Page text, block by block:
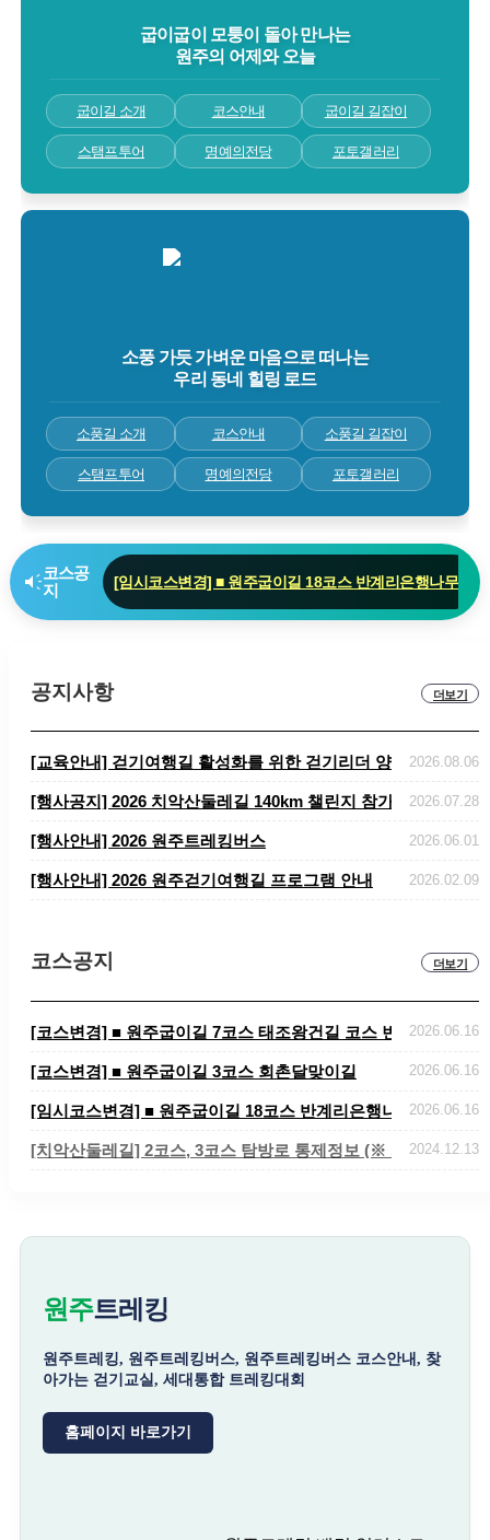
굽이굽이 모퉁이 돌아 만나는
원주의 어제와 오늘
굽이길 소개 코스안내 굽이길 길잡이
스탬프투어 명예의전당 포토갤러리
소풍 가듯 가벼운 마음으로 떠나는
우리 동네 힐링 로드
소풍길 소개 코스안내 소풍길 길잡이
스탬프투어 명예의전당 포토갤러리
brand_awareness코스공
지
[임시코스변경] ■ 원주굽이길 18코스 반계리은행나무길
[코스변경] ■ 원주굽이길 7코스 태조왕건길 코스 변경 안
[코스변경] ■ 원주굽이길 3코스 회촌달맞이길
공지사항 더보기
[교육안내] 걷기여행길 활성화를 위한 걷기리더 양성 "걷기지
2026.08.06
​​​​​​​[행사공지] 2026 치악산둘레길 140km 챌린지 참가자 ..2026.07.28
[행사안내] 2026 원주트레킹버스 2026.06.01
[행사안내] 2026 원주걷기여행길 프로그램 안내 2026.02.09
코스공지 더보기
[코스변경] ■ 원주굽이길 7코스 태조왕건길 코스 변경 안내
2026.06.16
[코스변경] ■ 원주굽이길 3코스 회촌달맞이길 2026.06.16
[임시코스변경] ■ 원주굽이길 18코스 반계리은행나무길 임시노
2026.06.16
[치악산둘레길] 2코스, 3코스 탐방로 통제정보 (※ 치악산국립
2024.12.13
원주트레킹
원주트레킹, 원주트레킹버스, 원주트레킹버스 코스안내, 찾
아가는 걷기교실, 세대통합 트레킹대회
홈페이지 바로가기